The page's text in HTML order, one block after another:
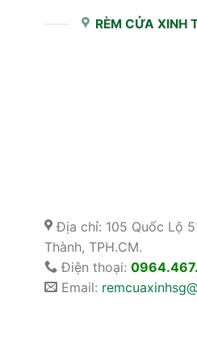
RÈM CỬA XINH
Địa chỉ: 105 Quốc Lộ
Thành, TPH.CM.
Điện thoại:
Email: